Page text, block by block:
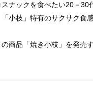
ナックを食べたい20－
小枝」特有のサクサク
商品「焼き小枝」を発